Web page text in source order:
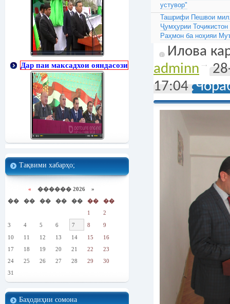
Дар паи максадхои ояндасози
Тақвими хабарҳо;
« ������ 2026 »
��
�� �� �� �� ��
��
1
2
3
4 5 6 7 8
9
10
11 12 13 14 15
16
17
18 19 20 21 22
23
24
25 26 27 28 29
30
31
Баҳодиҳии сомона
устувор"
Ташрифи Пешвои
Ҷумҳурии
Раҳмон ба ноҳияи
Илова
adminn
17:04